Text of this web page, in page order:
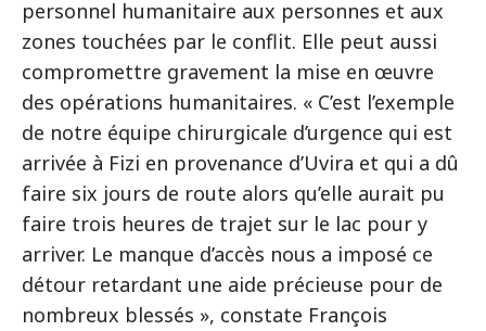
personnel humanitaire aux personnes et aux
zones touchées par le conflit. Elle peut aussi
compromettre gravement la mise en œuvre
des opérations humanitaires. « C’est l’exemple
de notre équipe chirurgicale d’urgence qui est
arrivée à Fizi en provenance d’Uvira et qui a dû
faire six jours de route alors qu’elle aurait pu
faire trois heures de trajet sur le lac pour y
arriver. Le manque d’accès nous a imposé ce
détour retardant une aide précieuse pour de
nombreux blessés », constate François